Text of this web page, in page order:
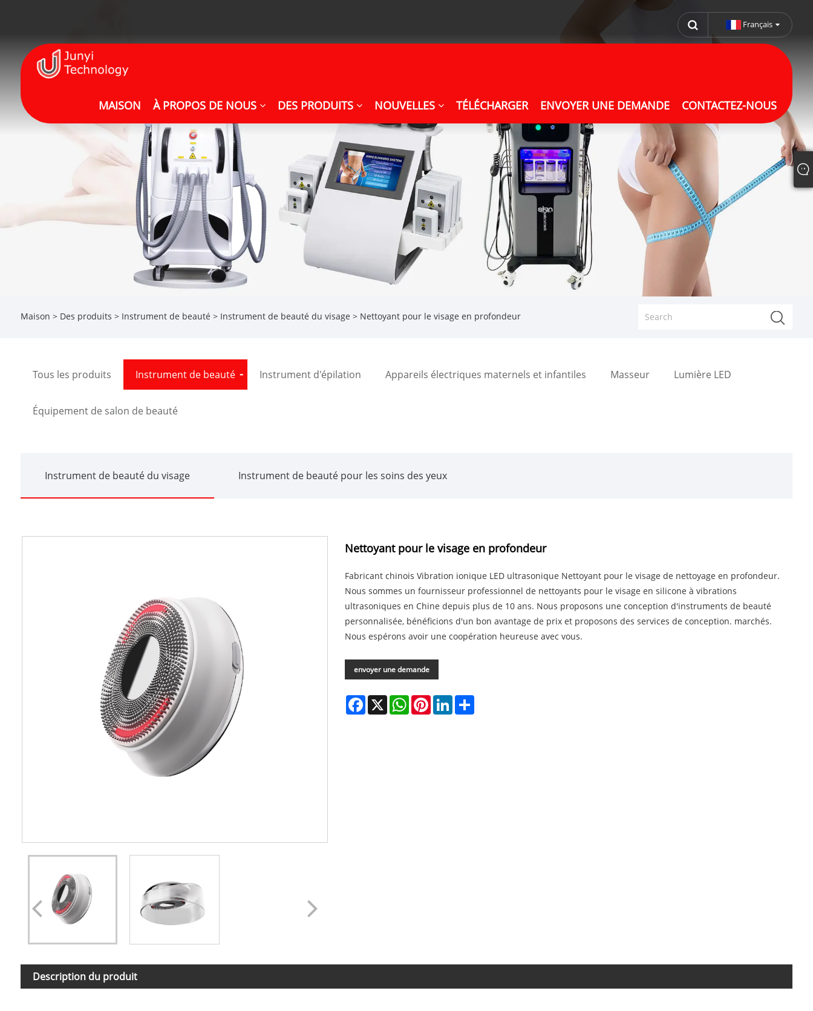
Français
MAISON À PROPOS DE NOUS DES PRODUITS NOUVELLES TÉLÉCHARGER ENVOYER UNE DEMANDE CONTACTEZ-NOUS
Maison > Des produits > Instrument de beauté > Instrument de beauté du visage > Nettoyant pour le visage en profondeur
Tous les produits Instrument de beauté Instrument d'épilation Appareils électriques maternels et infantiles Masseur Lumière LED
Équipement de salon de beauté
Instrument de beauté du visage Instrument de beauté pour les soins des yeux
Nettoyant pour le visage en profondeur
Fabricant chinois Vibration ionique LED ultrasonique Nettoyant pour le visage de nettoyage en profondeur.
Nous sommes un fournisseur professionnel de nettoyants pour le visage en silicone à vibrations
ultrasoniques en Chine depuis plus de 10 ans. Nous proposons une conception d'instruments de beauté
personnalisée, bénéficions d'un bon avantage de prix et proposons des services de conception. marchés.
Nous espérons avoir une coopération heureuse avec vous.
envoyer une demande
Facebook
X WhatsAppPinterestLinkedInShare
Description du produit